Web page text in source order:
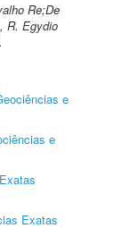
Re;De
R. Egydio
e
e
Exatas